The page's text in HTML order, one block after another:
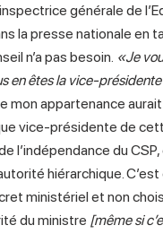
générale de
la presse nationale en
n’a pas besoin. «Je
en êtes la vice-
mon appartenance
vice-présidente de
l’indépendance du CSP,
hiérarchique.
ministériel et non
du ministre [même si